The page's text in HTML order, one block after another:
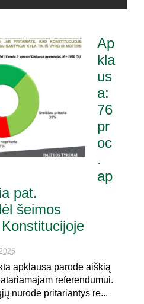
Ap
kla
us
a:
76
pr
oc
.
ap
pat.
šeimos
apklausa parodė aiškią
referendumui.
nurodė pritariantys re...